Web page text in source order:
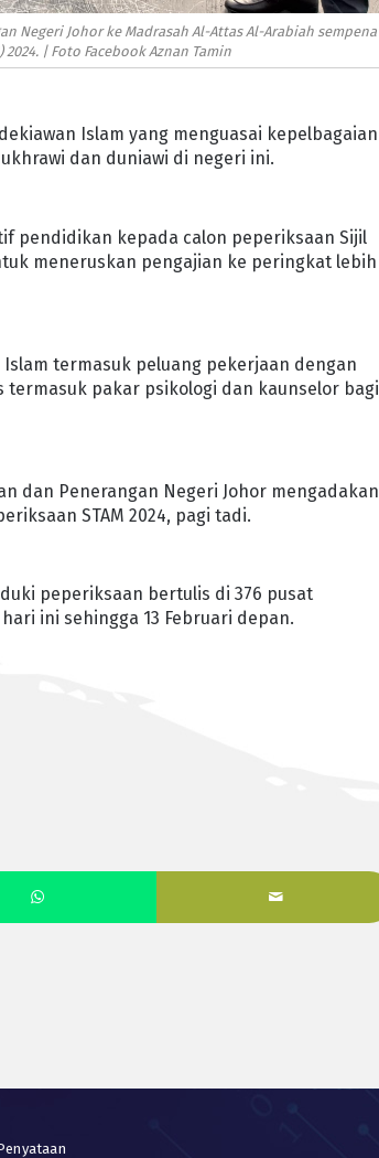
Negeri Johor ke Madrasah Al-Attas Al-Arabiah sempena
| Foto Facebook Aznan Tamin
Islam yang menguasai kepelbagaian
dan duniawi di negeri ini.
pendidikan kepada calon peperiksaan Sijil
meneruskan pengajian ke peringkat lebih
termasuk peluang pekerjaan dengan
termasuk pakar psikologi dan kaunselor bagi
dan Penerangan Negeri Johor mengadakan
STAM 2024, pagi tadi.
peperiksaan bertulis di 376 pusat
ini sehingga 13 Februari depan.